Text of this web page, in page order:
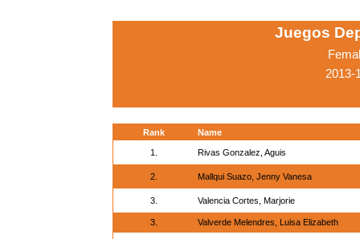
Juegos
2013-
Rank Name
1. Rivas Gonzalez, Aguis
2. Mallqui Suazo, Jenny Vanesa
3. Valencia Cortes, Marjorie
3. Valverde Melendres, Luisa Elizabeth